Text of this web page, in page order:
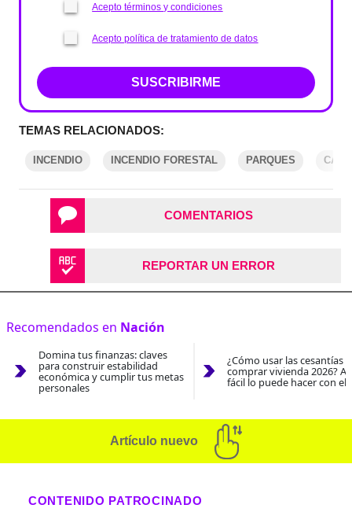
Acepto términos y condiciones
Acepto política de tratamiento de datos
SUSCRIBIRME
TEMAS RELACIONADOS:
INCENDIO INCENDIO FORESTAL PARQUES
COMENTARIOS
REPORTAR UN ERROR
Recomendados en Nación
Domina tus finanzas: claves
para construir estabilidad
económica y cumplir tus metas
personales
¿Cómo usar las cesantías
comprar vivienda 2026?
fácil lo puede hacer con el
Artículo nuevo
CONTENIDO PATROCINADO